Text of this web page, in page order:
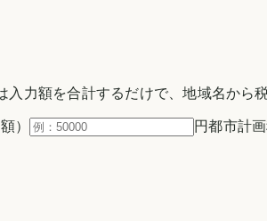
力額を合計するだけで、地域名から
） 円都市計画